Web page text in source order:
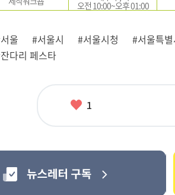
오전 10:00~오후 01:00
울 #서울시 #서울시청 #서울특별
다리 페스타
좋
1